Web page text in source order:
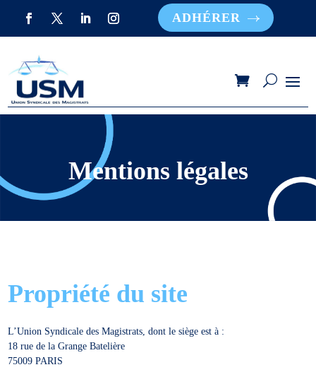
ADHÉRER
Mentions légales
Propriété du site
L’Union Syndicale des Magistrats, dont le siège est à :
18 rue de la Grange Batelière
75009 PARIS